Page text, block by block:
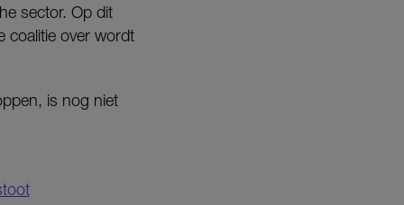
sector. Op dit
coalitie over wordt
is nog niet